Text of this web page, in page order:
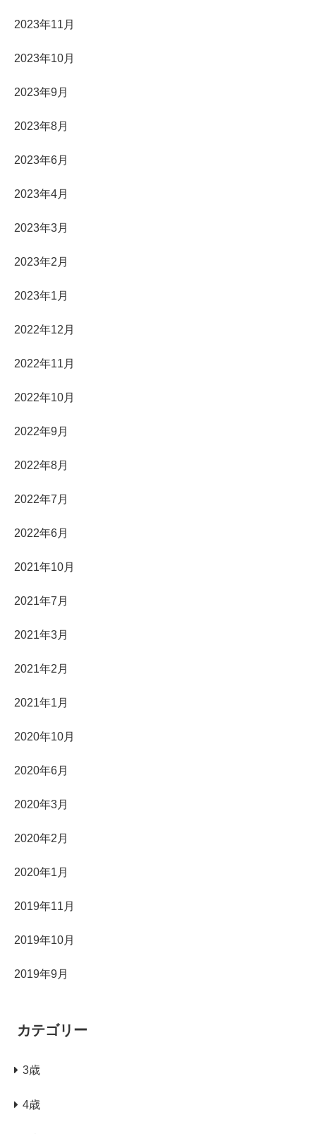
2023年11月
2023年10月
2023年9月
2023年8月
2023年6月
2023年4月
2023年3月
2023年2月
2023年1月
2022年12月
2022年11月
2022年10月
2022年9月
2022年8月
2022年7月
2022年6月
2021年10月
2021年7月
2021年3月
2021年2月
2021年1月
2020年10月
2020年6月
2020年3月
2020年2月
2020年1月
2019年11月
2019年10月
2019年9月
カテゴリー
3歳
4歳